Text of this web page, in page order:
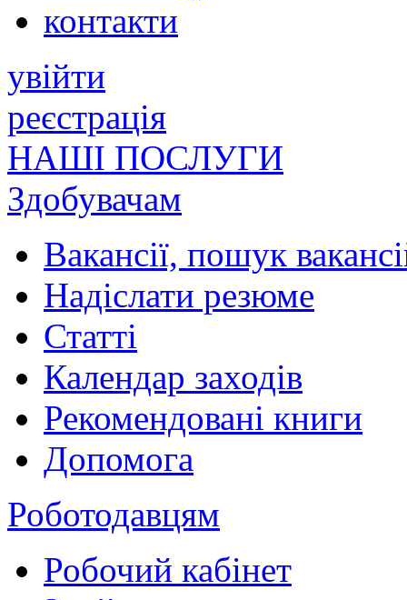
контакти
увійти
реєстрація
НАШІ ПОСЛУГИ
Здобувачам
Вакансії, пошук
Надіслати резюме
Статті
Календар заходів
Рекомендовані книги
Допомога
Роботодавцям
Робочий кабінет